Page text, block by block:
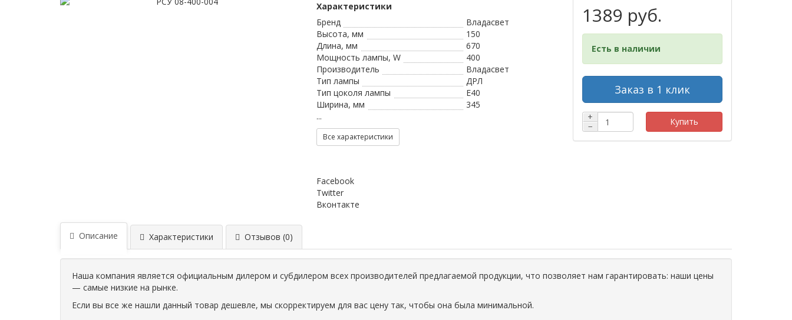
Характеристики
Бренд
Владасвет
Высота, мм
150
Длина, мм
670
Мощность лампы, W
400
Производитель
Владасвет
Тип лампы
ДРЛ
Тип цоколя лампы
Е40
Ширина, мм
345
...
Все характеристики
Facebook
Twitter
Вконтакте
1389 руб.
Есть в наличии
Заказ в 1 клик
+
−
Купить
Описание Характеристики Отзывов (0)
Наша компания является официальным дилером и субдилером всех производителей предлагаемой продукции, что позволяет нам гарантировать: наши цены
— самые низкие на рынке.
Если вы все же нашли данный товар дешевле, мы скорректируем для вас цену так, чтобы она была минимальной.